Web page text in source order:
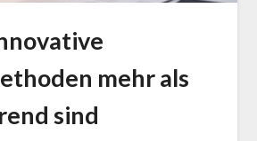
mehr als
sind